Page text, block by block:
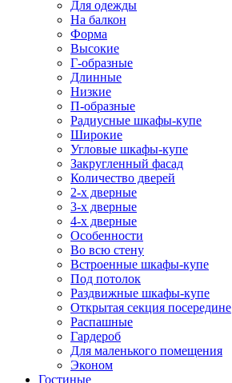
Для одежды
На балкон
Форма
Высокие
Г-образные
Длинные
Низкие
П-образные
Радиусные шкафы-купе
Широкие
Угловые шкафы-купе
Закругленный фасад
Количество дверей
2-х дверные
3-х дверные
4-х дверные
Особенности
Во всю стену
Встроенные шкафы-купе
Под потолок
Раздвижные шкафы-купе
Открытая секция посередине
Распашные
Гардероб
Для маленького помещения
Эконом
Гостиные